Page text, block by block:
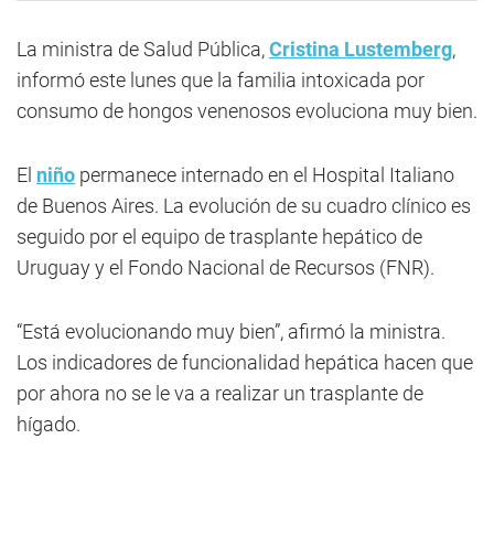
La ministra de Salud Pública,Cristina Lustemberg,
informó este lunes que la familia intoxicada por
consumo de hongos venenosos evoluciona muy bien.
El niño permanece internado en el Hospital Italiano
de Buenos Aires. La evolución de su cuadro clínico es
seguido por el equipo de trasplante hepático de
Uruguay y el Fondo Nacional de Recursos (FNR).
“Está evolucionando muy bien”, afirmó la ministra.
Los indicadores de funcionalidad hepática hacen que
por ahora no se le va a realizar un trasplante de
hígado.